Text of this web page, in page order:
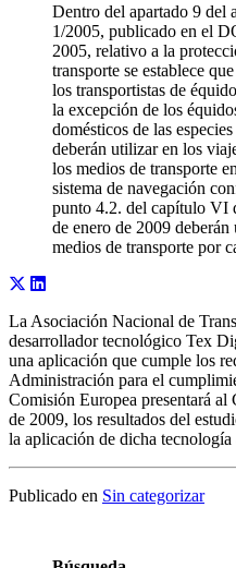
Dentro del apartado 9 del
1/2005, publicado en el
2005, relativo a la
transporte se establece
los transportistas de
la excepción de los
domésticos de las
deberán utilizar en los
los medios de transporte
sistema de navegación
punto 4.2. del capítulo VI
de enero de 2009
medios de transporte por
La Asociación Nacional de
desarrollador tecnológico Tex
una aplicación que cumple los
Administración para el
Comisión Europea presentará al
de 2009, los resultados del
la aplicación de dicha tecnología
Publicado en Sin categorizar